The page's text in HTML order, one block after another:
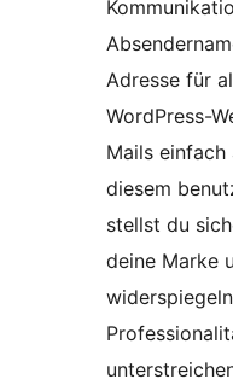
Adresse für
WordPress-
Mails einfach
diesem
stellst du
deine Marke